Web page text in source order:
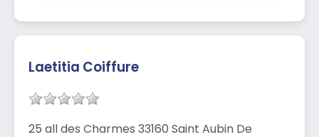
Laetitia Coiffure
25 all des Charmes 33160 Saint Aubin De